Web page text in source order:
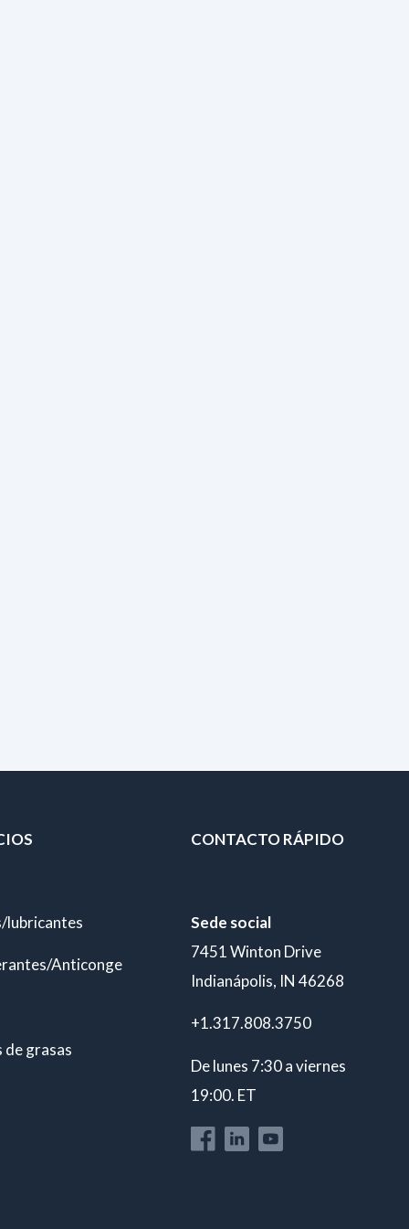
lubricantes
Anticongelantes
de grasas
CONTACTO RÁPIDO
Sede social
7451 Winton Drive
Indianápolis, IN 46268
+1.317.808.3750
De lunes 7:30 a viernes
19:00. ET